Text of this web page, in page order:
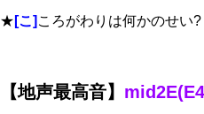
★ [こ] ころがわりは何かのせい?
【地声最高音】